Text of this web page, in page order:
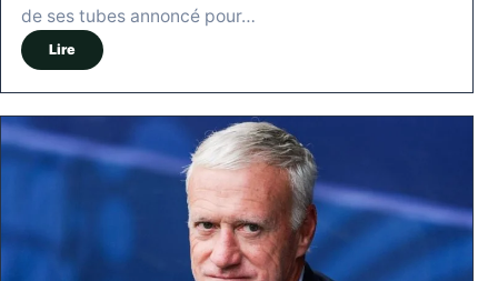
de ses tubes annoncé pour…
Lire